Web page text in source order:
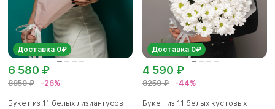
Доставка 0₽
8950 ₽ -26%
6 580 ₽
Букет из 11 белых лизиантусов
Доставка 0₽
8250 ₽ -44%
4 590 ₽
Букет из 11 белых кустовых